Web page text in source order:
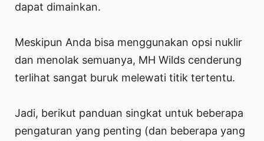
dapat dimainkan.
Meskipun Anda bisa menggunakan opsi nuklir
dan menolak semuanya, MH Wilds cenderung
terlihat sangat buruk melewati titik tertentu.
Jadi, berikut panduan singkat untuk beberapa
pengaturan yang penting (dan beberapa yang